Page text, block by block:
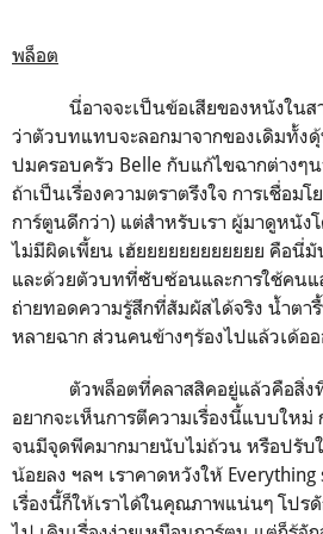
พล็อต
นี่อาจจะเป็นข้อเสียของหนังในส
ว่าตัวบทแทบจะลอกมาจากของเดิมทั้ง
ปมครอบครัว Belle กับแก้ไขฉากต่างๆ
ถ้าเป็นเรื่องความตราตรึงใจ การเชื่อม
การ์ตูนดีกว่า) แต่สำหรับเรา ผู้มาดูหนัง
ไม่มีผิดเพี้ยน เฮ้ยยยยยยยยยยยย คือนี่
และด้วยตัวบทที่ซับซ้อนและการใช้คนแ
ถ่ายทอดความรู้สึกที่สัมผัสได้จริง น้ำตา
หลายฉาก ส่วนคนข้างๆร้องไปแล้วเด้อ
ตัวพล็อตที่คลาสสิคอยู่แล้วคือสิ่ง
อยากจะเห็นการตีความเรื่องนี้แบบใหม่
จนมีจุดพีคมากมายนับไม่ถ้วน หรือปรับ
น้อยลง ฯลฯ เราคาดหวังให้
เรื่องนี้ก็ให้เราได้ในคุณภาพแน่นๆ โป